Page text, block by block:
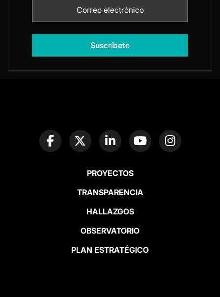
PROYECTOS
TRANSPARENCIA
HALLAZGOS
OBSERVATORIO
PLAN ESTRATÉGICO